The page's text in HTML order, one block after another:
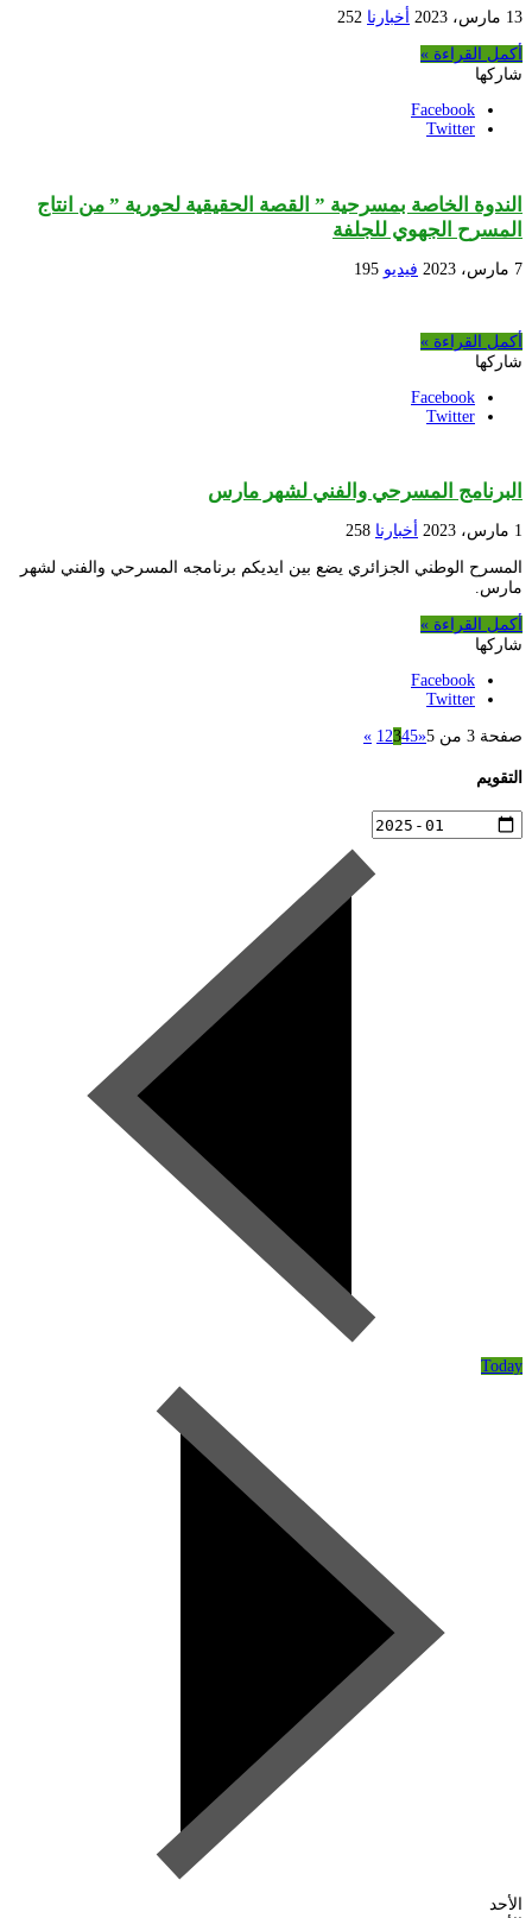
13 مارس، 2023 أخبارنا 252
أكمل القراءة »
شاركها
Facebook
Twitter
الندوة الخاصة بمسرحية ” القصة الحقيقية لحورية ” من انتاج
المسرح الجهوي للجلفة
7 مارس، 2023 فيديو 195
أكمل القراءة »
شاركها
Facebook
Twitter
البرنامج المسرحي والفني لشهر مارس
1 مارس، 2023 أخبارنا 258
المسرح الوطني الجزائري يضع بين ايديكم برنامجه المسرحي والفني لشهر
مارس.
أكمل القراءة »
شاركها
Facebook
Twitter
صفحة 3 من 5 «
1 2345
»
التقويم
Today
الأحد